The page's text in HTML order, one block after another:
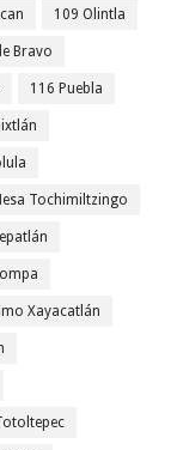
109 Olintla
Bravo
116 Puebla
Tochimiltzingo
Xayacatlán